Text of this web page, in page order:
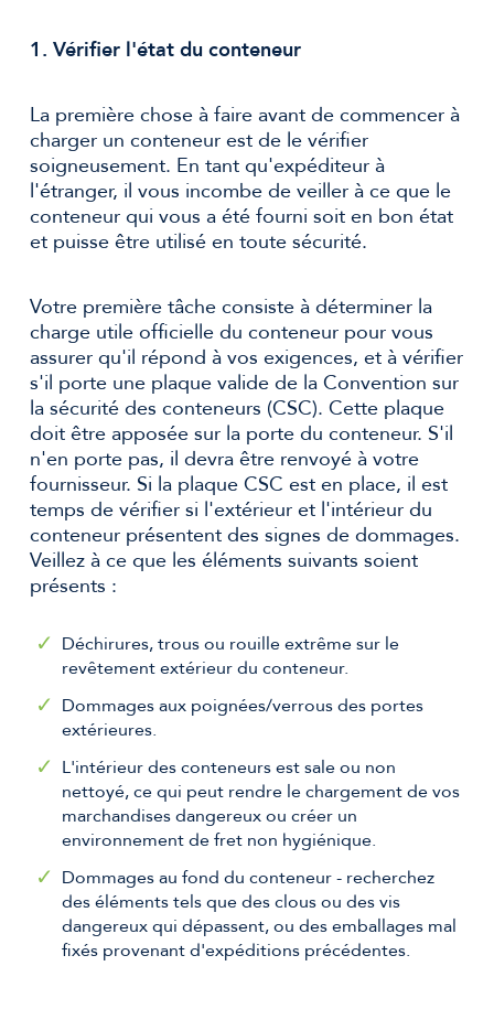
1. Vérifier l'état du conteneur
La première chose à faire avant de commencer à
charger un conteneur est de le vérifier
soigneusement. En tant qu'expéditeur à
l'étranger, il vous incombe de veiller à ce que le
conteneur qui vous a été fourni soit en bon état
et puisse être utilisé en toute sécurité.
Votre première tâche consiste à déterminer la
charge utile officielle du conteneur pour vous
assurer qu'il répond à vos exigences, et à vérifier
s'il porte une plaque valide de la Convention sur
la sécurité des conteneurs (CSC). Cette plaque
doit être apposée sur la porte du conteneur. S'il
n'en porte pas, il devra être renvoyé à votre
fournisseur. Si la plaque CSC est en place, il est
temps de vérifier si l'extérieur et l'intérieur du
conteneur présentent des signes de dommages.
Veillez à ce que les éléments suivants soient
présents :
Déchirures, trous ou rouille extrême sur le
revêtement extérieur du conteneur.
Dommages aux poignées/verrous des portes
extérieures.
L'intérieur des conteneurs est sale ou non
nettoyé, ce qui peut rendre le chargement de vos
marchandises dangereux ou créer un
environnement de fret non hygiénique.
Dommages au fond du conteneur - recherchez
des éléments tels que des clous ou des vis
dangereux qui dépassent, ou des emballages mal
fixés provenant d'expéditions précédentes.